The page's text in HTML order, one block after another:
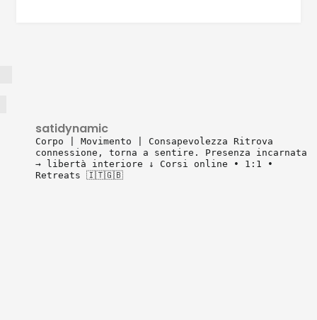
satidynamic
Corpo | Movimento | Consapevolezza Ritrova
connessione, torna a sentire.
Presenza incarnata
→ libertà interiore ↓ Corsi online • 1:1 •
Retreats 🇮🇹🇬🇧